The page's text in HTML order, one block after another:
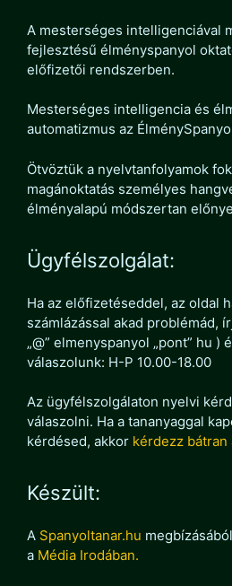
A mesterséges intelligenciával
fejlesztésű élményspanyol
előfizetői rendszerben.
Mesterséges intelligencia és
automatizmus az
Ötvöztük a nyelvtanfolyamok
magánoktatás személyes
élményalapú módszertan
Ügyfélszolgálat:
Ha az előfizetéseddel, az oldal
számlázással akad problémád,
„@” elmenyspanyol „pont” hu )
válaszolunk: H-P 10.00-18.00
Az ügyfélszolgálaton nyelvi
válaszolni. Ha a tananyaggal
kérdésed, akkor kérdezz bátran
Készült:
A Spanyoltanar.hu megbízásából
a Média Irodában.